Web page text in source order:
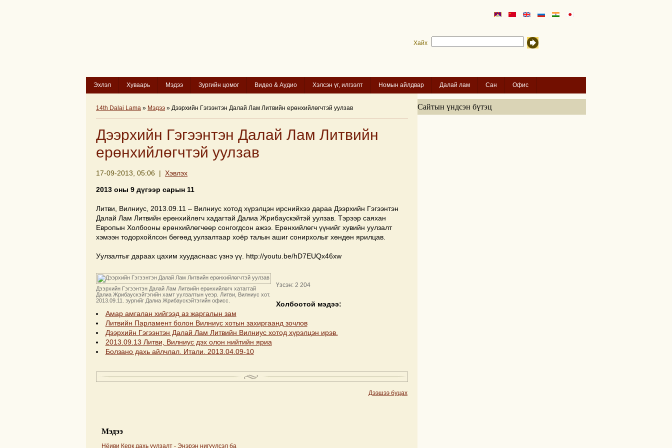
Хайх
Эхлэл Хуваарь Мэдээ Зургийн цомог Видео & Аудио Хэлсэн үг, илгээлт Номын айлдвар Далай лам Сан Офис
14th Dalai Lama » Мэдээ » Дээрхийн Гэгээнтэн Далай Лам Литвийн ерөнхийлөгчтэй уулзав
Дээрхийн Гэгээнтэн Далай Лам Литвийн
ерөнхийлөгчтэй уулзав
17-09-2013, 05:06 | Хэвлэх
2013 оны 9 дүгээр сарын 11
Литви, Вилниус, 2013.09.11 – Вилниус хотод хүрэлцэн ирснийхээ дараа Дээрхийн Гэгээнтэн
Далай Лам Литвийн ерөнхийлөгч хадагтай Далиа Жрибаускэйтэй уулзав. Тэрээр саяхан
Европын Холбооны ерөнхийлөгчөөр сонгогдсон ажээ. Ерөнхийлөгч үүнийг хувийн уулзалт
хэмээн тодорхойлсон бөгөөд уулзалтаар хоёр талын ашиг сонирхолыг хөндөн ярилцав.
Уулзалтыг дараах цахим хуудаснаас үзнэ үү. http://youtu.be/hD7EUQx46xw
Дээрхийн Гэгээнтэн Далай Лам Литвийн ерөнхийлөгч хатагтай
Далиа Жрибаускэйтэгийн хамт уулзалтын үеэр. Литви, Вилниус хот.
2013.09.11. зургийг Далиа Жрибаускэйтэгийн офисс.
Үзсэн: 2 204
Холбоотой мэдээ:
Амар амгалан хийгээд аз жаргалын зам
Литвийн Парламент болон Вилниус хотын захиргаанд зочлов
Дээрхийн Гэгээнтэн Далай Лам Литвийн Вилниус хотод хүрэлцэн ирэв.
2013.09.13 Литви, Вилниус дэх олон нийтийн яриа
Болзано дахь айлчлал. Итали. 2013.04.09-10
Дээшээ буцах
Мэдээ
Нёиви Керк дахь уулзалт - Энэрэн нигүүлсэл ба
Сайтын үндсэн бүтэц